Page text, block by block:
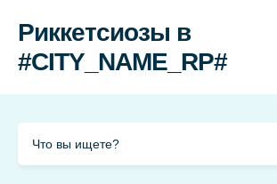
Риккетсиозы в
#CITY_NAME_RP#